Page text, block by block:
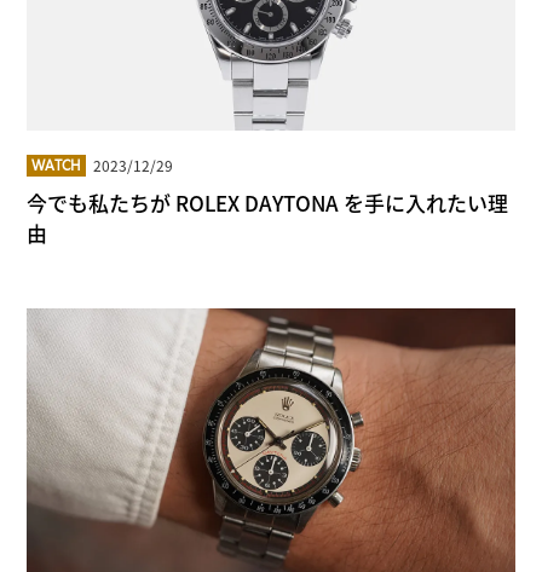
WATCH 2023/12/29
今でも私たちが ROLEX DAYTONA を手に入れたい理
由